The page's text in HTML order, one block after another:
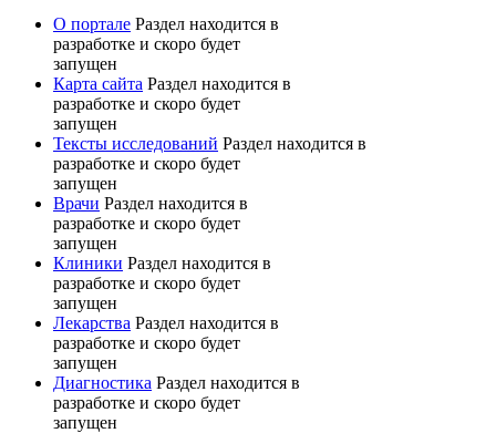
О портале Раздел находится в
разработке и скоро будет
запущен
Карта сайта Раздел находится в
разработке и скоро будет
запущен
Тексты исследований Раздел находится в
разработке и скоро будет
запущен
Врачи Раздел находится в
разработке и скоро будет
запущен
Клиники Раздел находится в
разработке и скоро будет
запущен
Лекарства Раздел находится в
разработке и скоро будет
запущен
Диагностика Раздел находится в
разработке и скоро будет
запущен